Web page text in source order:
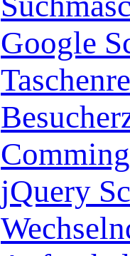
Google
jQuery